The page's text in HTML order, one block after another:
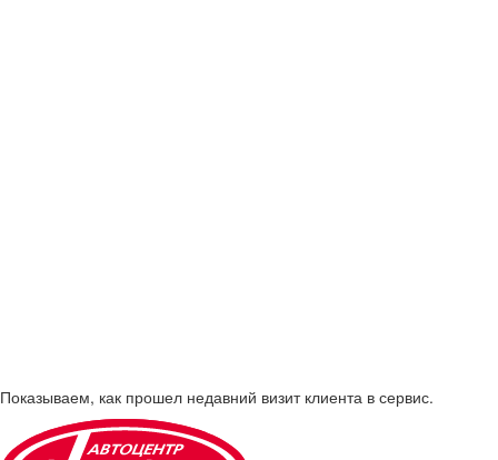
Показываем, как прошел недавний визит клиента в сервис.